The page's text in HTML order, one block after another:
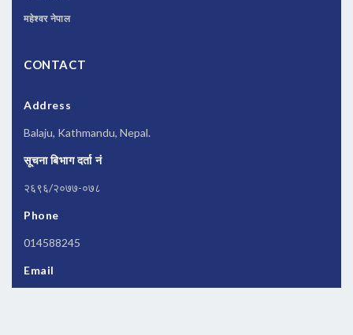
महेश्वर नेपाल
CONTACT
Address
Balaju, Kathmandu, Nepal.
सूचना बिभाग दर्ता नं
२६९६/२०७७-०७८
Phone
014588245
Email